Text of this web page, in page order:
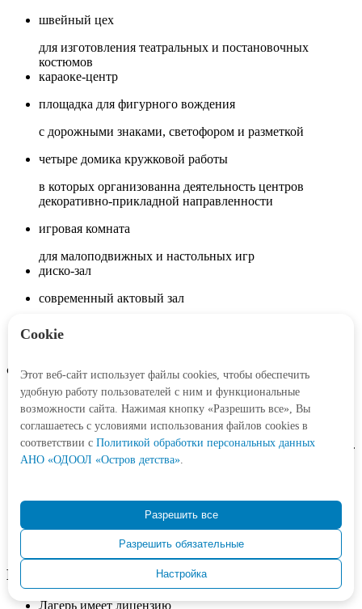
швейный цех
для изготовления театральных и постановочных
костюмов
караоке-центр
площадка для фигурного вождения
с дорожными знаками, светофором и разметкой
четыре домика кружковой работы
в которых организованна деятельность центров
декоративно-прикладной направленности
игровая комната
для малоподвижных и настольных игр
диско-зал
современный актовый зал
оборудованный звуковым, световым и
видеооборудованием
Физкультурно-спортивная инфраструктура
Организована работа проката спортивного инвентаря:
велосипеды, ролики, скейтборды, лыжи, коньки, санки.
В зимний период заливается каток площадью 1 500 кв.м.
волейбольная, футбольная, баскетбольная площадки,
теннисный корт, тренажерный зал, оборудованный
современными тренажерами, помещение для
спортивных игр
Медицинское сопровождение
Лагерь имеет лицензию
Cookie
Этот веб-сайт использует файлы cookies, чтобы обеспечить
удобную работу пользователей с ним и функциональные
возможности сайта. Нажимая кнопку «Разрешить все», Вы
соглашаетесь с условиями использования файлов cookies в
соответствии c Политикой обработки персональных данных
АНО «ОДООЛ «Остров детства».
Разрешить все
Разрешить обязательные
Настройка